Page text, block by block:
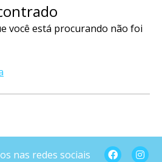
você está procurando não foi
nas redes sociais